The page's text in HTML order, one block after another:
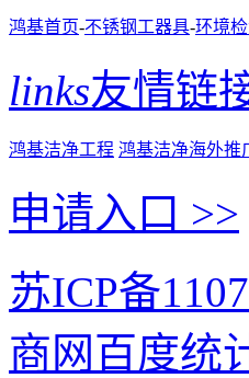
鸿基首页-不锈钢工器具-环境
links友情链
鸿基洁净工程 鸿基洁净海外推
申请入口 >>
苏ICP备
商网百度统